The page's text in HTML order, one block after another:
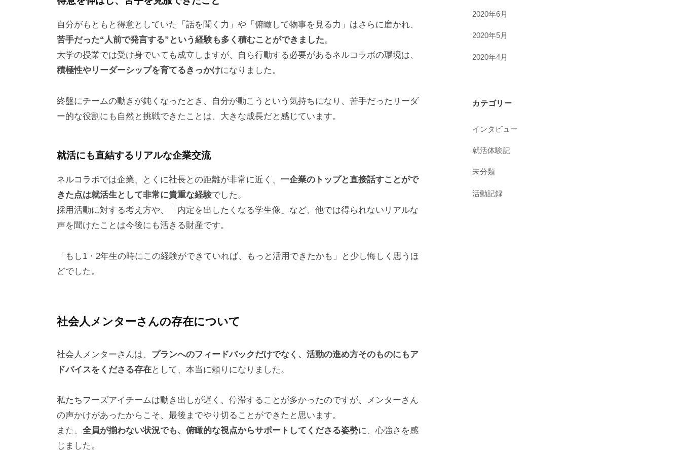
自分がもともと得意としていた「話を聞く力」や「俯瞰して物事を見る力」はさらに磨かれ、
苦手だった“人前で発言する”という経験も多く積むことができました。
大学の授業では受け身でいても成立しますが、自ら行動する必要があるネルコラボの環境は、
積極性やリーダーシップを育てるきっかけになりました。
終盤にチームの動きが鈍くなったとき、自分が動こうという気持ちになり、苦手だったリーダ
ー的な役割にも自然と挑戦できたことは、大きな成長だと感じています。
就活にも直結するリアルな企業交流
ネルコラボでは企業、とくに社長との距離が非常に近く、 一企業のトップと直接話すことがで
きた点は就活生として非常に貴重な経験でした。
採用活動に対する考え方や、「内定を出したくなる学生像」など、他では得られないリアルな
声を聞けたことは今後にも活きる財産です。
「もし1・2年生の時にこの経験ができていれば、もっと活用できたかも」と少し悔しく思うほ
どでした。
社会人メンターさんの存在について
社会人メンターさんは、 プランへのフィードバックだけでなく、活動の進め方そのものにもア
ドバイスをくださる存在として、本当に頼りになりました。
私たちフーズアイチームは動き出しが遅く、停滞することが多かったのですが、メンターさん
の声かけがあったからこそ、最後までやり切ることができたと思います。
また、 全員が揃わない状況でも、俯瞰的な視点からサポートしてくださる姿勢に、心強さを感
じました。
2020年6月
2020年5月
2020年4月
カテゴリー
インタビュー
就活体験記
未分類
活動記録